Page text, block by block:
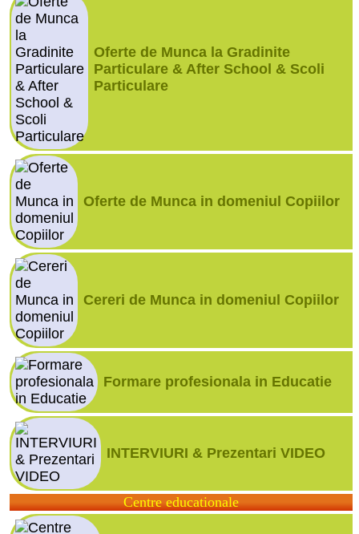
Oferte de Munca la Gradinite
Particulare & After School & Scoli
Particulare
Oferte de Munca in domeniul Copiilor
Cereri de Munca in domeniul Copiilor
Formare profesionala in Educatie
INTERVIURI & Prezentari VIDEO
Centre educationale